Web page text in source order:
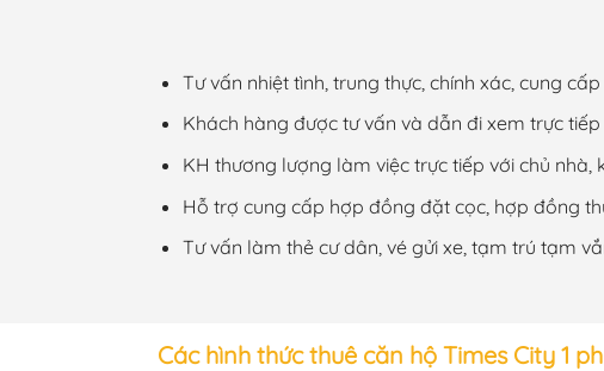
Tư vấn nhiệt tình, trung thực, chính xác, cung
Khách hàng được tư vấn và dẫn đi xem trực
KH thương lượng làm việc trực tiếp với chủ
Hỗ trợ cung cấp hợp đồng đặt cọc, hợp đồng
Tư vấn làm thẻ cư dân, vé gửi xe, tạm trú tạm
Các hình thức thuê căn hộ Times City 1